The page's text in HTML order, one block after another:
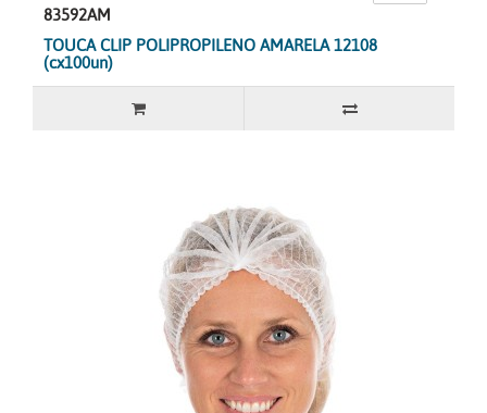
83592AM
TOUCA CLIP POLIPROPILENO AMARELA 12108
(cx100un)